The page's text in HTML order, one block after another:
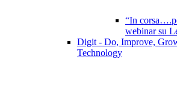
“In
webinar su
Digit - Do, Improve,
Technology